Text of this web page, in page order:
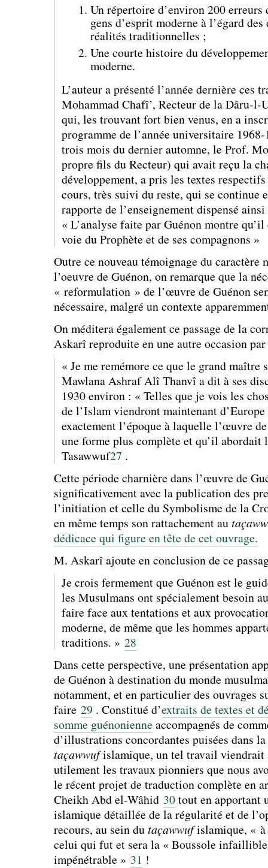
Un répertoire d’environ 200 erreurs
gens d’esprit moderne à l’égard
réalités traditionnelles ;
Une courte histoire du
moderne.
L’auteur a présenté l’année dernière ces
Mohammad Chafî’, Recteur de la Dâru-l-
qui, les trouvant fort bien venus, en a
programme de l’année universitaire
trois mois du dernier automne, le Prof.
propre fils du Recteur) qui avait reçu la
développement, a pris les textes respectifs
cours, très suivi du reste, qui se continue
rapporte de l’enseignement dispensé
« L’analyse faite par Guénon montre
voie du Prophète et de ses compagnons »
Outre ce nouveau témoignage du caractère
l’oeuvre de Guénon, on remarque que la
« reformulation » de l’œuvre de Guénon
nécessaire, malgré un contexte
On méditera également ce passage de la
Askarî reproduite en une autre occasion
« Je me remémore ce que le grand maître
Mawlana Ashraf Alî Thanvî a dit à ses
1930 environ : « Telles que je vois les
de l’Islam viendront maintenant d’Europe
exactement l’époque à laquelle l’œuvre
une forme plus complète et qu’il abordait
Tasawwuf27 .
Cette période charnière dans l’œuvre de
significativement avec la publication des
l’initiation et celle du Symbolisme de la
en même temps son rattachement au
dédicace qui figure en tête de cet ouvrage.
M. Askarî ajoute en conclusion de ce
Je crois fermement que Guénon est le
les Musulmans ont spécialement besoin
faire face aux tentations et aux
moderne, de même que les hommes
traditions. » 28
Dans cette perspective, une présentation
de Guénon à destination du monde
notamment, et en particulier des ouvrages
faire 29 . Constitué d’extraits de textes et
somme guénonienne accompagnés de
d’illustrations concordantes puisées dans
taçawwufislamique, un tel travail viendrait
utilement les travaux pionniers que nous
le récent projet de traduction complète en
Cheikh Abd el-Wâhid 30tout en apportant
islamique détaillée de la régularité et de
recours, au sein dutaçawwufislamique, « à
celui qui fut et sera la « Boussole
impénétrable » 31 !